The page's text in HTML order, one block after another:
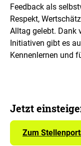
Feedback als
Respekt,
Alltag gelebt. Dank
Initiativen gibt es
Kennenlernen und
Jetzt
Zum